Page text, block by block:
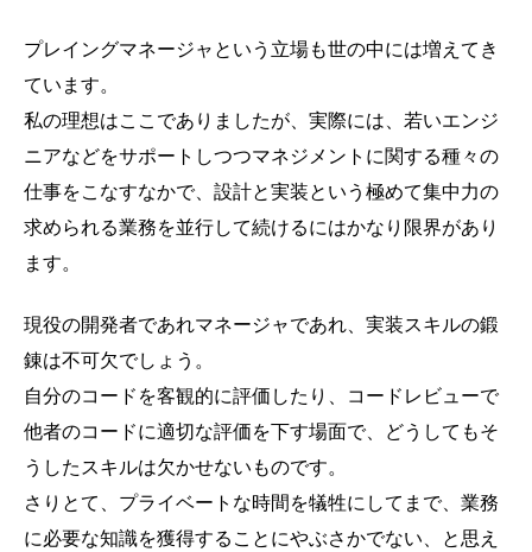
プレイングマネージャという立場も世の中には増えてき
ています。
私の理想はここでありましたが、実際には、若いエンジ
ニアなどをサポートしつつマネジメントに関する種々の
仕事をこなすなかで、設計と実装という極めて集中力の
求められる業務を並行して続けるにはかなり限界があり
ます。
現役の開発者であれマネージャであれ、実装スキルの鍛
錬は不可欠でしょう。
自分のコードを客観的に評価したり、コードレビューで
他者のコードに適切な評価を下す場面で、どうしてもそ
うしたスキルは欠かせないものです。
さりとて、プライベートな時間を犠牲にしてまで、業務
に必要な知識を獲得することにやぶさかでない、と思え